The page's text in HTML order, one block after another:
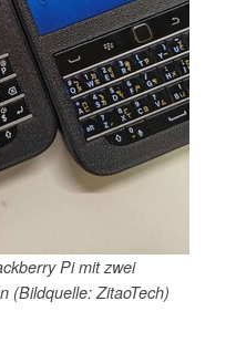
Pi mit zwei
(Bildquelle: ZitaoTech)